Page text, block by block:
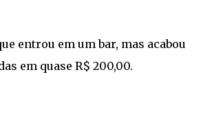
entrou em um bar, mas acabou
em quase R$ 200,00.